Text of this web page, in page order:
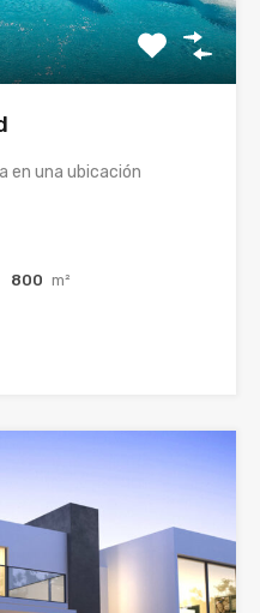
en una ubicación
800 m²